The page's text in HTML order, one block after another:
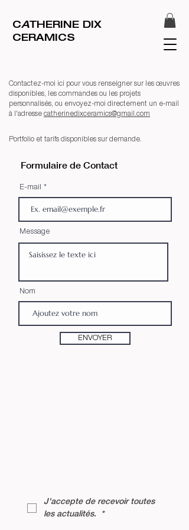
CATHERINE DIX
CERAMICS
Contactez-moi ici pour vous renseigner sur les œuvres
disponibles, les commandes ou les projets
personnalisés, ou envoyez-moi directement un e-mail
à l'adresse catherinedixceramics@gmail.com
Portfolio et tarifs disponibles sur demande.
Formulaire de Contact
E-mail
Message
Nom
ENVOYER
J'accepte de recevoir toutes
les actualités.
*